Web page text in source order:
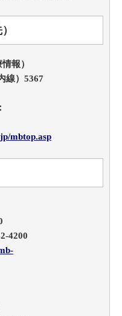
報）
線）5367
mbtop.asp
4200